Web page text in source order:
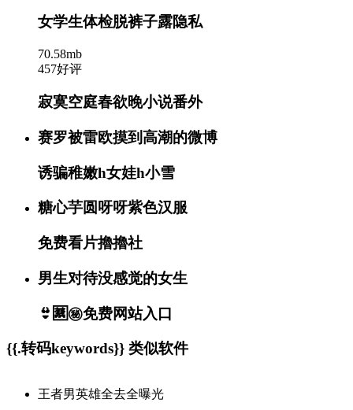
女学生体检脱裤子露隐私
70.58mb
457好评
寂寞空庭春欲晚小说番外
赛罗被雷欧摸到高潮的微博
诱骗稚嫩h女娃h小雪
糖心芋圆呀呀紫色汉服
免费看片擼擼社
男生对待没感觉的女生
👙🈲㊙️免费网站入口
{{.转码keywords}} 类似软件
王者男英雄全去全曝光